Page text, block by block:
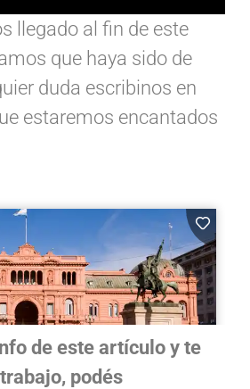
llegado al fin de este
que haya sido de
duda escribinos en
estaremos encantados
de este artículo y te
podés